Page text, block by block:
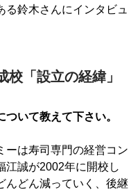
鈴木さんにインタビュ
「設立の経緯」
いて教えて下さい。
ーは寿司専門の経営コン
江誠が2002年に開校し
んどん減っていく、後継